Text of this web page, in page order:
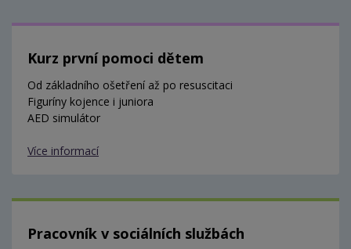
Kurz první pomoci dětem
Od základního ošetření až po resuscitaci
Figuríny kojence i juniora
AED simulátor
Více informací
Pracovník v sociálních službách